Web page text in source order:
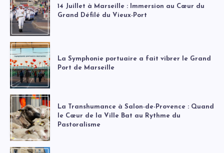
14 Juillet à Marseille : Immersion au Cœur du
Grand Défilé du Vieux-Port
La Symphonie portuaire a fait vibrer le Grand
Port de Marseille
La Transhumance à Salon-de-Provence : Quand
le Cœur de la Ville Bat au Rythme du
Pastoralisme